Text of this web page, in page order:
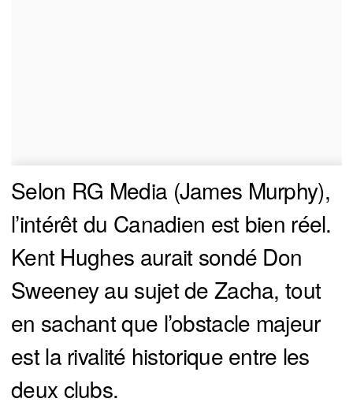
Selon RG Media (James Murphy),
l’intérêt du Canadien est bien réel.
Kent Hughes aurait sondé Don
Sweeney au sujet de Zacha, tout
en sachant que l’obstacle majeur
est la rivalité historique entre les
deux clubs.